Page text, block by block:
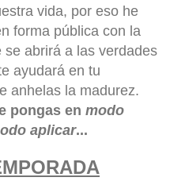
vida, por eso he
forma pública con la
abrirá a las verdades
ayudará en tu
anhelas la madurez.
pongas en modo
aplicar...